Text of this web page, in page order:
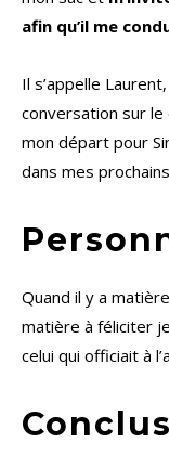
afin qu’il me
Il s’appelle
conversation sur le
mon départ pour
dans mes
Quand il y a
matière à féliciter
celui qui officiait à